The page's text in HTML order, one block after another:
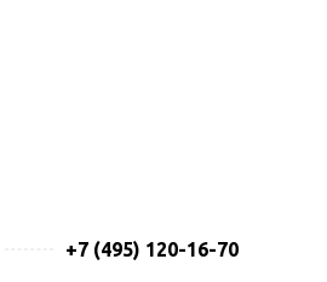
+7 (495) 120-16-70